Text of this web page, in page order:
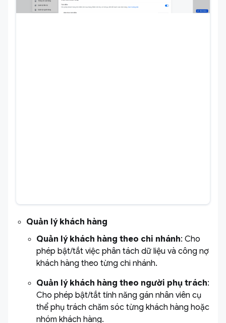
Quản lý khách hàng
Quản lý khách hàng theo chi nhánh: Cho
phép bật/tắt việc phân tách dữ liệu và công nợ
khách hàng theo từng chi nhánh.
Quản lý khách hàng theo người phụ trách:
Cho phép bật/tắt tính năng gán nhân viên cụ
thể phụ trách chăm sóc từng khách hàng hoặc
nhóm khách hàng.